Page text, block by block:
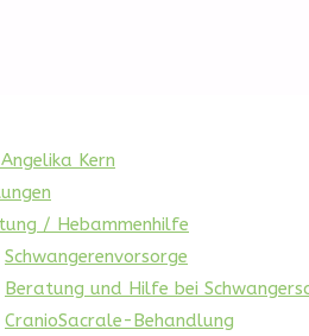
Kern
/ Hebammenhilfe
Schwangerenvorsorge
Beratung und Hilfe bei
CranioSacrale-Behandlung